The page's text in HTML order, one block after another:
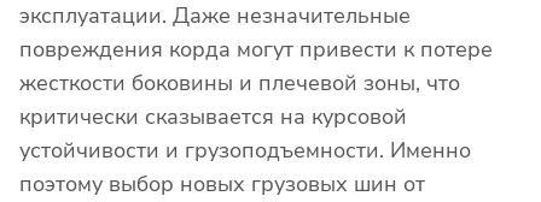
эксплуатации. Даже незначительные
повреждения корда могут привести к потере
жесткости боковины и плечевой зоны, что
критически сказывается на курсовой
устойчивости и грузоподъемности. Именно
поэтому выбор новых грузовых шин от